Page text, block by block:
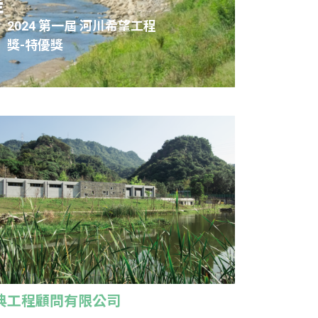
2024 第一屆 河川希望工程
獎-特優獎
工程顧問有限公司